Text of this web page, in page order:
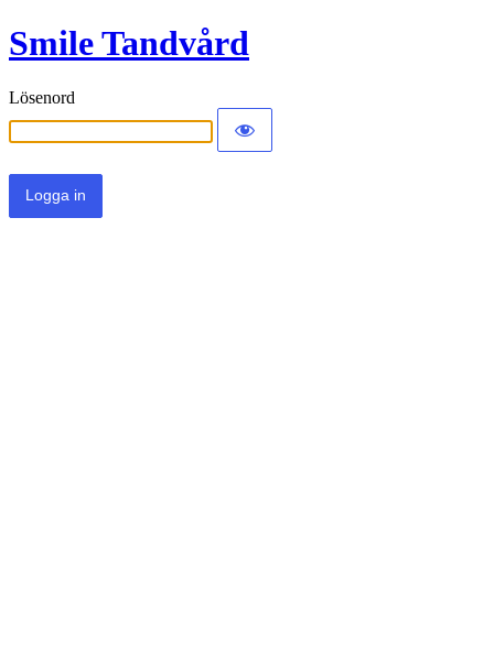
Smile Tandvård
Lösenord